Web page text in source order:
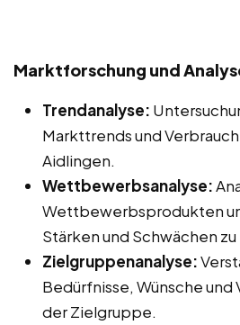
Marktforschung und
Trendanalyse:
Markttrends und
Aidlingen.
Wettbewerbsanalyse:
Wettbewerbsprodukten
Stärken und Schwächen
Zielgruppenanalyse:
Bedürfnisse, Wünsche
der Zielgruppe.